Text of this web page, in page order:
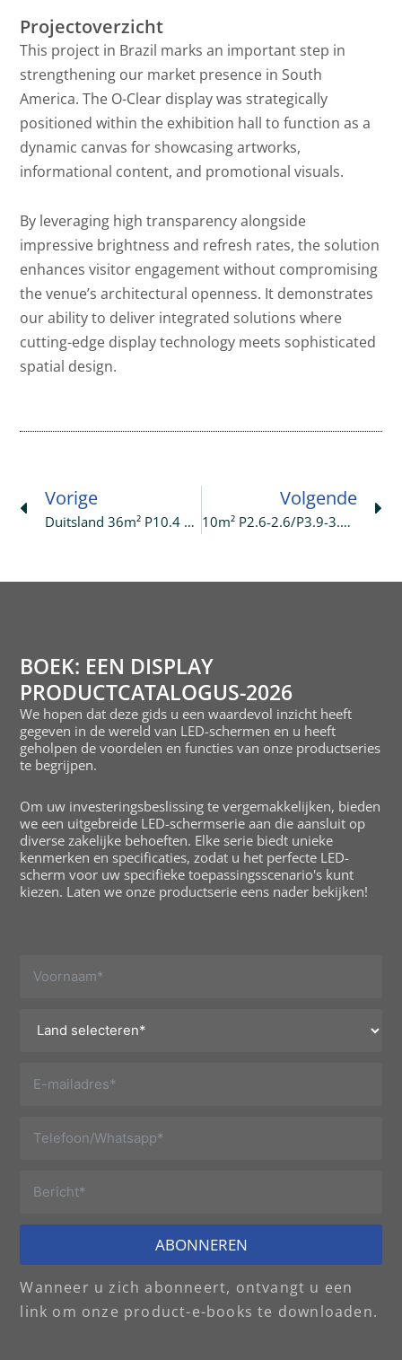
Projectoverzicht
This project in Brazil marks an important step in
strengthening our market presence in South
America. The O-Clear display was strategically
positioned within the exhibition hall to function as a
dynamic canvas for showcasing artworks,
informational content, and promotional visuals.
By leveraging high transparency alongside
impressive brightness and refresh rates, the solution
enhances visitor engagement without compromising
the venue’s architectural openness. It demonstrates
our ability to deliver integrated solutions where
cutting-edge display technology meets sophisticated
spatial design.
Vorige
Duitsland 36m² P10.4 LED-Buitendisplayproject In Een Winkelcentrum
Volgende
10m² P2.6-2.6/P3.9-3.9 Transparant LED-Display Ingezet In Italië
BOEK: EEN DISPLAY
PRODUCTCATALOGUS-2026
We hopen dat deze gids u een waardevol inzicht heeft
gegeven in de wereld van LED-schermen en u heeft
geholpen de voordelen en functies van onze productseries
te begrijpen.
Om uw investeringsbeslissing te vergemakkelijken, bieden
we een uitgebreide LED-schermserie aan die aansluit op
diverse zakelijke behoeften. Elke serie biedt unieke
kenmerken en specificaties, zodat u het perfecte LED-
scherm voor uw specifieke toepassingsscenario's kunt
kiezen. Laten we onze productserie eens nader bekijken!
ABONNEREN
Wanneer u zich abonneert, ontvangt u een
link om onze product-e-books te downloaden.